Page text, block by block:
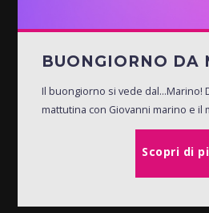
BUONGIORNO DA
Il buongiorno si vede dal...Marino!
mattutina con Giovanni marino e il
Scopri di